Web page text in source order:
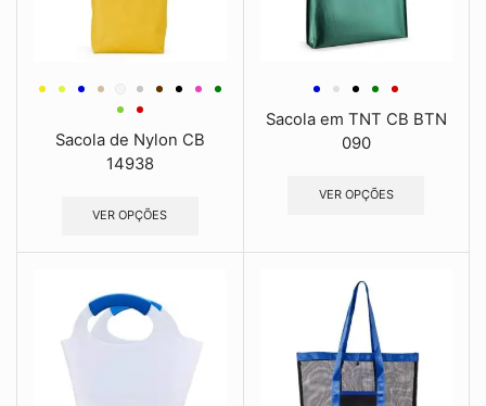
Sacola de Nylon CB
14938
VER OPÇÕES
Sacola em TNT CB BTN
090
VER OPÇÕES